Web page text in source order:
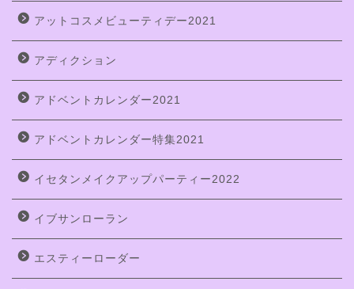
アットコスメビューティデー2021
アディクション
アドベントカレンダー2021
アドベントカレンダー特集2021
イセタンメイクアップパーティー2022
イブサンローラン
エスティーローダー